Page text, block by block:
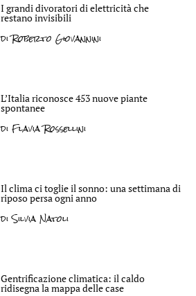
I grandi divoratori di elettricità che
restano invisibili
diRoberto Giovannini
L’Italia riconosce 453 nuove piante
spontanee
di Flavia Rossellini
Il clima ci toglie il sonno: una settimana di
riposo persa ogni anno
diSilvia Natoli
Gentrificazione climatica: il caldo
ridisegna la mappa delle case